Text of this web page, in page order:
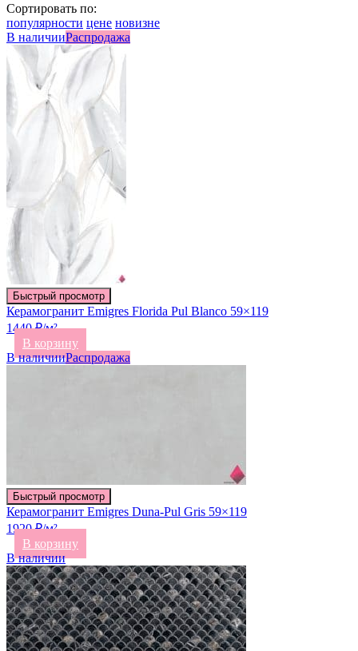
Сортировать по:
популярности цене новизне
В наличииРаспродажа
Быстрый просмотр
Керамогранит Emigres Florida Pul Blanco 59×119
1440 ₽/м²
В корзину
В наличииРаспродажа
Быстрый просмотр
Керамогранит Emigres Duna-Pul Gris 59×119
1920 ₽/м²
В корзину
В наличии